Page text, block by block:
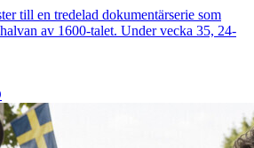
till en tredelad dokumentärserie som
av 1600-talet. Under vecka 35, 24-